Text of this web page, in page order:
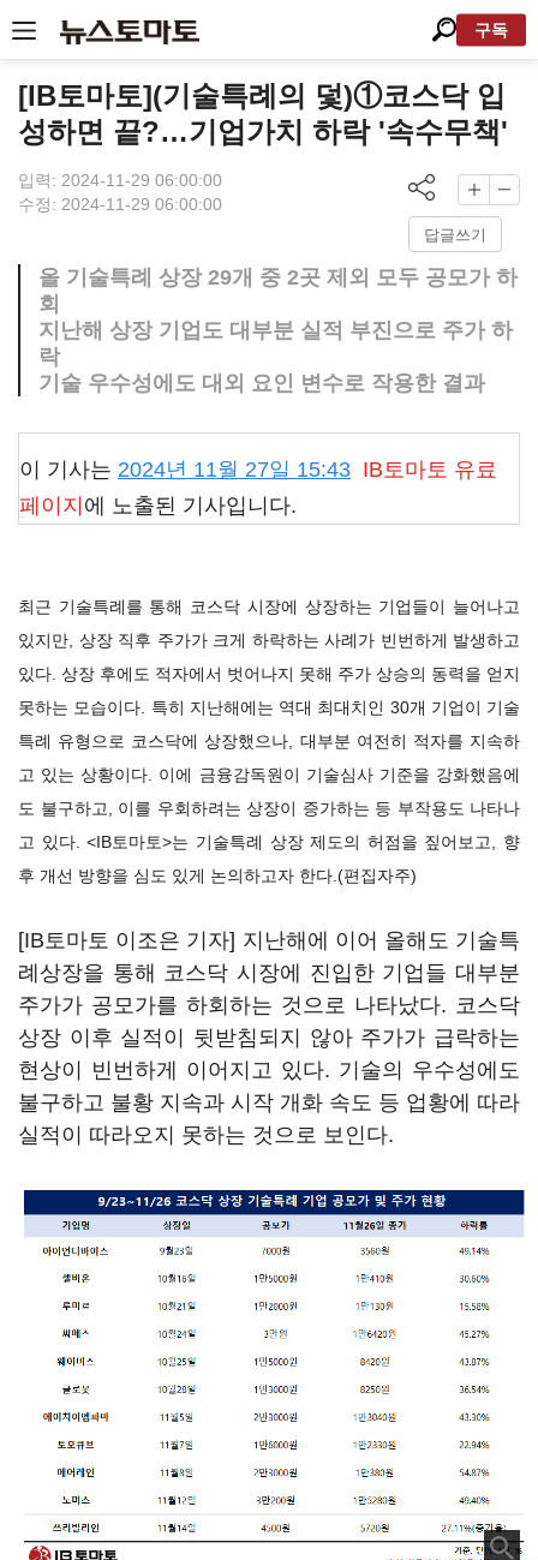
구독
[IB토마토](기술특례의 덫)①코스닥 입
성하면 끝?…기업가치 하락 '속수무책'
입력: 2024-11-29 06:00:00
수정: 2024-11-29 06:00:00
답글쓰기
올 기술특례 상장 29개 중 2곳 제외 모두 공모가 하
회
지난해 상장 기업도 대부분 실적 부진으로 주가 하
락
기술 우수성에도 대외 요인 변수로 작용한 결과
이 기사는 2024년 11월 27일 15:43 IB토마토 유료
페이지 에 노출된 기사입니다.
최근 기술특례를 통해 코스닥 시장에 상장하는 기업들이 늘어나고
있지만, 상장 직후 주가가 크게 하락하는 사례가 빈번하게 발생하고
있다. 상장 후에도 적자에서 벗어나지 못해 주가 상승의 동력을 얻지
못하는 모습이다. 특히 지난해에는 역대 최대치인 30개 기업이 기술
특례 유형으로 코스닥에 상장했으나, 대부분 여전히 적자를 지속하
고 있는 상황이다. 이에 금융감독원이 기술심사 기준을 강화했음에
도 불구하고, 이를 우회하려는 상장이 증가하는 등 부작용도 나타나
고 있다. <IB토마토>는 기술특례 상장 제도의 허점을 짚어보고, 향
후 개선 방향을 심도 있게 논의하고자 한다.(편집자주)
[IB토마토 이조은 기자] 지난해에 이어 올해도 기술특
례상장을 통해 코스닥 시장에 진입한 기업들 대부분
주가가 공모가를 하회하는 것으로 나타났다. 코스닥
상장 이후 실적이 뒷받침되지 않아 주가가 급락하는
현상이 빈번하게 이어지고 있다. 기술의 우수성에도
불구하고 불황 지속과 시작 개화 속도 등 업황에 따라
실적이 따라오지 못하는 것으로 보인다.